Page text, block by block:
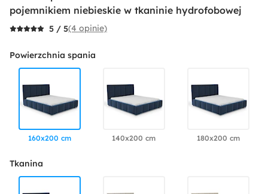
pojemnikiem niebieskie w tkaninie hydrofobowej
5 / 5(4 opinie)
Powierzchnia spania
160x200 cm 140x200 cm 180x200 cm
Tkanina